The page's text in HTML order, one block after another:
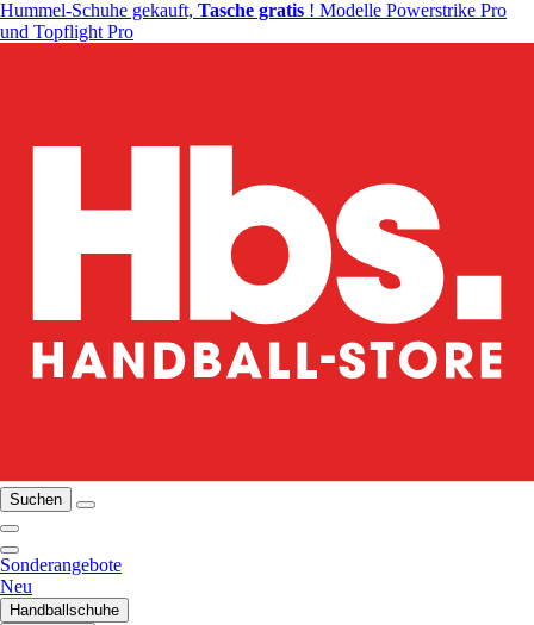
Hummel-Schuhe gekauft, Tasche gratis ! Modelle Powerstrike Pro
und Topflight Pro
Suchen
Sonderangebote
Neu
Handballschuhe